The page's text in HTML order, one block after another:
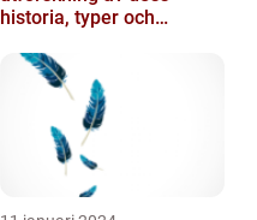
historia, typer och